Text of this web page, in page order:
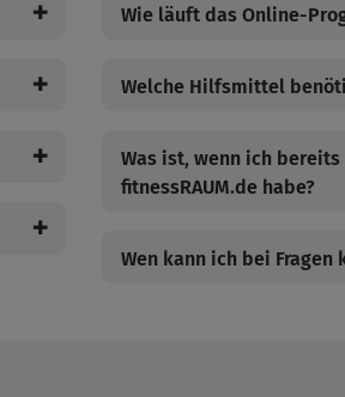
✚
✚
✚
✚
Wie läuft das Online-
Welche Hilfsmittel
Was ist, wenn ich
fitnessRAUM.de habe?
Wen kann ich bei Fragen